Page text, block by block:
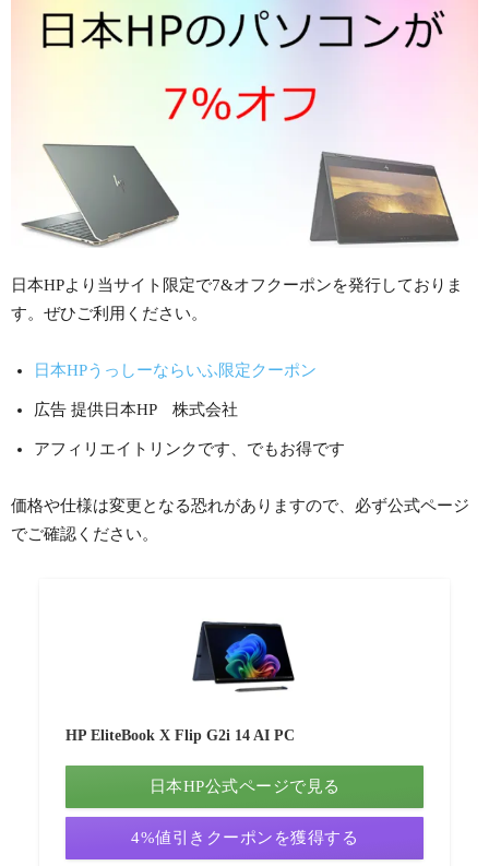
日本HPより当サイト限定で7&オフクーポンを発行しておりま
す。ぜひご利用ください。
日本HPうっしーならいふ限定クーポン
広告 提供日本HP 株式会社
アフィリエイトリンクです、でもお得です
価格や仕様は変更となる恐れがありますので、必ず公式ページ
でご確認ください。
HP EliteBook X Flip G2i 14 AI PC
日本HP公式ページで見る
4%値引きクーポンを獲得する